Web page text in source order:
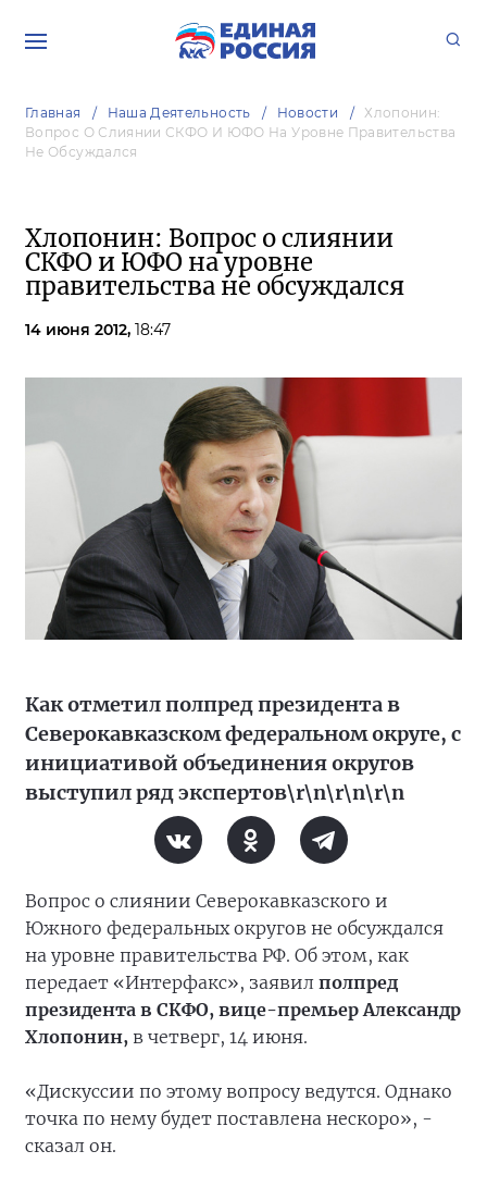
Главная Наша Деятельность Новости
Хлопонин:
Вопрос О Слиянии СКФО И ЮФО На Уровне Правительства
Не Обсуждался
Хлопонин: Вопрос о слиянии
СКФО и ЮФО на уровне
правительства не обсуждался
14 июня 2012, 18:47
Как отметил полпред президента в
Северокавказском федеральном округе, с
инициативой объединения округов
выступил ряд экспертов\r\n\r\n\r\n
Вопрос о слиянии Северокавказского и
Южного федеральных округов не обсуждался
на уровне правительства РФ. Об этом, как
передает «Интерфакс», заявил полпред
президента в СКФО, вице-премьер Александр
Хлопонин, в четверг, 14 июня.
«Дискуссии по этому вопросу ведутся. Однако
точка по нему будет поставлена нескоро», -
сказал он.